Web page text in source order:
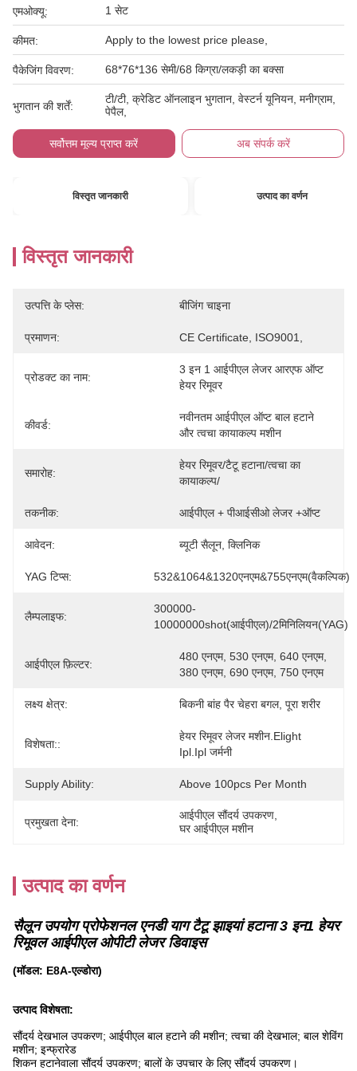
एमओक्यू: 1 सेट
कीमत: Apply to the lowest price please,
पैकेजिंग विवरण: 68*76*136 सेमी/68 किग्रा/लकड़ी का बक्सा
भुगतान की शर्तें:
टी/टी, क्रेडिट ऑनलाइन भुगतान, वेस्टर्न यूनियन, मनीग्राम,
पेपैल,
सर्वोत्तम मूल्य प्राप्त करें अब संपर्क करें
विस्तृत जानकारी उत्पाद का वर्णन
विस्तृत जानकारी
उत्पत्ति के प्लेस: बीजिंग चाइना
प्रमाणन: CE Certificate, ISO9001,
प्रोडक्ट का नाम:
3 इन 1 आईपीएल लेजर आरएफ ऑप्ट
हेयर रिमूवर
कीवर्ड:
नवीनतम आईपीएल ऑप्ट बाल हटाने
और त्वचा कायाकल्प मशीन
समारोह:
हेयर रिमूवर/टैटू हटाना/त्वचा का
कायाकल्प/
तकनीक: आईपीएल + पीआईसीओ लेजर +ऑप्ट
आवेदन: ब्यूटी सैलून, क्लिनिक
YAG टिप्स: 532&1064&1320एनएम&755एनएम(वैकल्पिक)
लैम्पलाइफ:
300000-
10000000shot(आईपीएल)/2मिनिलियन(YAG)
आईपीएल फ़िल्टर:
480 एनएम, 530 एनएम, 640 एनएम,
380 एनएम, 690 एनएम, 750 एनएम
लक्ष्य क्षेत्र: बिकनी बांह पैर चेहरा बगल, पूरा शरीर
विशेषता::
हेयर रिमूवर लेजर मशीन.elight
Ipl.ipl जर्मनी
Supply Ability: Above 100pcs Per Month
प्रमुखता देना:
आईपीएल सौंदर्य उपकरण
घर आईपीएल मशीन
उत्पाद का वर्णन
सैलून उपयोग प्रोफेशनल एनडी याग टैटू झाइयां हटाना 3 इन1 हेयर
रिमूवल आईपीएल ओपीटी लेजर डिवाइस
(मॉडल: E8A-एल्डोरा)
उत्पाद विशेषता:
सौंदर्य देखभाल उपकरण; आईपीएल बाल हटाने की मशीन; त्वचा की देखभाल; बाल शेविंग
मशीन; इन्फ्रारेड
शिकन हटानेवाला सौंदर्य उपकरण; बालों के उपचार के लिए सौंदर्य उपकरण।